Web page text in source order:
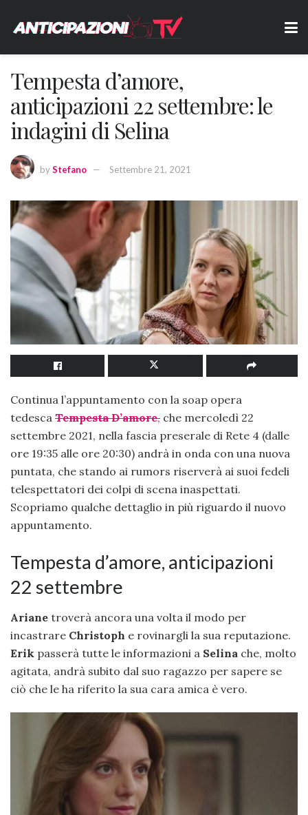
Tempesta d’amore,
anticipazioni 22 settembre: le
indagini di Selina
byStefano Settembre 21, 2021
Continua l’appuntamento con la soap opera
tedesca Tempesta D’amore, che mercoledì 22
settembre 2021, nella fascia preserale di Rete 4 (dalle
ore 19:35 alle ore 20:30) andrà in onda con una nuova
puntata, che stando ai rumors riserverà ai suoi fedeli
telespettatori dei colpi di scena inaspettati.
Scopriamo qualche dettaglio in più riguardo il nuovo
appuntamento.
Tempesta d’amore, anticipazioni
22 settembre
Ariane troverà ancora una volta il modo per
incastrare Christoph e rovinargli la sua reputazione.
Erik passerà tutte le informazioni a Selina che, molto
agitata, andrà subito dal suo ragazzo per sapere se
ciò che le ha riferito la sua cara amica è vero.